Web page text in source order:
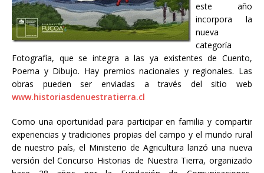
este año
incorpora la
nueva
categoría
Fotografía, que se integra a las ya existentes de Cuento,
Poema y Dibujo. Hay premios nacionales y regionales. Las
obras pueden ser enviadas a través del sitio web
www.historiasdenuestratierra.cl
Como una oportunidad para participar en familia y compartir
experiencias y tradiciones propias del campo y el mundo rural
de nuestro país, el Ministerio de Agricultura lanzó una nueva
versión del Concurso Historias de Nuestra Tierra, organizado